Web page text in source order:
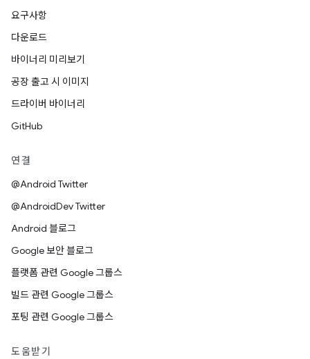
요구사항
다운로드
바이너리 미리보기
공장 출고 시 이미지
드라이버 바이너리
GitHub
연결
@Android Twitter
@AndroidDev Twitter
Android 블로그
Google 보안 블로그
플랫폼 관련 Google 그룹스
빌드 관련 Google 그룹스
포팅 관련 Google 그룹스
도움받기